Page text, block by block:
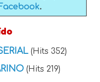
.
(Hits 352)
(Hits 219)